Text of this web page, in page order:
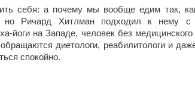
себя: а почему мы вообще едим так,
но Ричард Хитлман подходил к нему с
йоги на Западе, человек без
диетологи, реабилитологи и
спокойно.